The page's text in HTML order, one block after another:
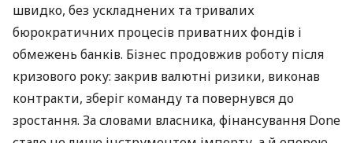
швидко, без ускладнених та тривалих
бюрократичних процесів приватних фондів і
обмежень банків. Бізнес продовжив роботу після
кризового року: закрив валютні ризики, виконав
контракти, зберіг команду та повернувся до
зростання. За словами власника, фінансування Done